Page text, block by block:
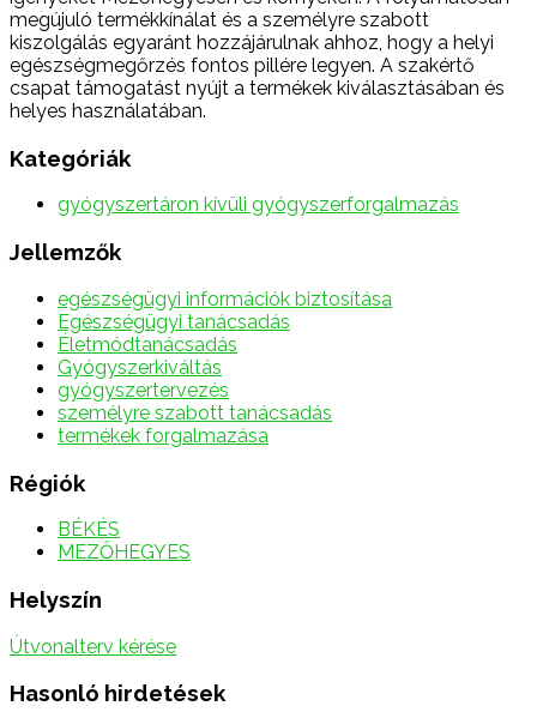
megújuló termékkínálat és a személyre szabott
kiszolgálás egyaránt hozzájárulnak ahhoz, hogy a helyi
egészségmegőrzés fontos pillére legyen. A szakértő
csapat támogatást nyújt a termékek kiválasztásában és
helyes használatában.
Kategóriák
gyógyszertáron kívüli gyógyszerforgalmazás
Jellemzők
egészségügyi információk biztosítása
Egészségügyi tanácsadás
Életmódtanácsadás
Gyógyszerkiváltás
gyógyszertervezés
személyre szabott tanácsadás
termékek forgalmazása
Régiók
BÉKÉS
MEZŐHEGYES
Helyszín
Útvonalterv kérése
Hasonló hirdetések